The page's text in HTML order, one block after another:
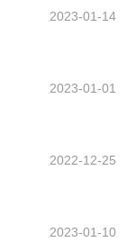
2023-01-14
2023-01-01
2022-12-25
2023-01-10